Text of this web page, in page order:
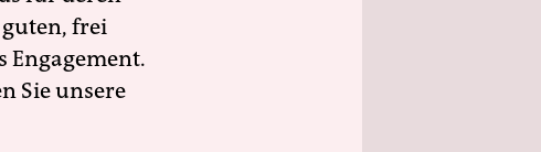
frei
Engagement.
Sie unsere